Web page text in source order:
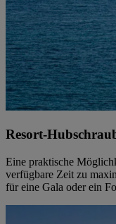
Resort-
Eine praktische
verfügbare Zeit zu
für eine Gala oder ein